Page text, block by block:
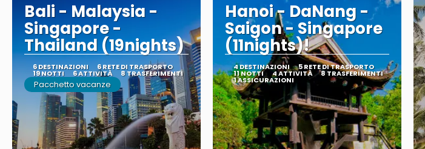
Bali - Malaysia -
Singapore -
Thailand (19nights)
6 DESTINAZIONI 6 RETE DI TRASPORTO
19 NOTTI 6 ATTIVITÀ 8 TRASFERIMENTI
Pacchetto vacanze
Hanoi - DaNang -
Saigon - Singapore
(11nights)!
4 DESTINAZIONI 5 RETE DI TRASPORTO
11 NOTTI 4 ATTIVITÀ 8 TRASFERIMENTI
1 ASSICURAZIONI